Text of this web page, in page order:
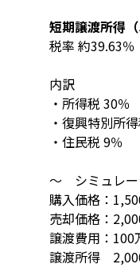
短期譲渡所得（
税率 約39.63％
内訳
・所得税 30％
・復興特別所
・住民税 9％
～ シミュレ
購入価格：
売却価格：
譲渡費用： 100
譲渡所得